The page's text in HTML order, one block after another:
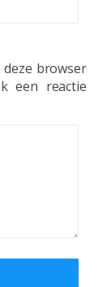
browser
een reactie